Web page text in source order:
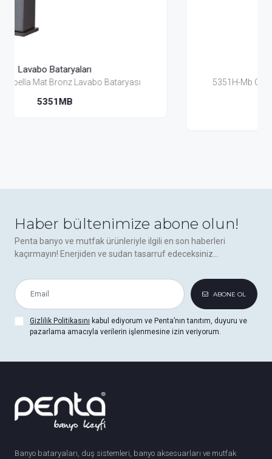
5351H-Mb Capella Mat Bronz Yüksek Lavabo
Haber bültenimize abone olun!
Penta banyo ve mutfak ürünleriyle ilgili en son haberleri
kaçırmayın! Enerjiden ve sudan tasarruf edeceksiniz...
ABONE OL
Gizlilik Politikasını kabul ediyorum ve Penta’nın tanıtım, duyuru ve
pazarlama amacıyla verilerin işlenmesine izin veriyorum.
Banyo bataryaları, duş sistemleri, banyo aksesuarları ve mutfak